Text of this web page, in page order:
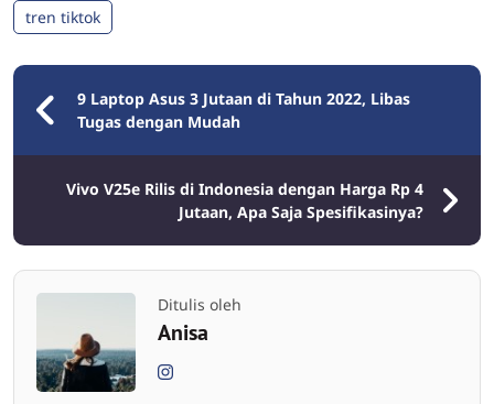
tren tiktok
9 Laptop Asus 3 Jutaan di Tahun 2022, Libas
Tugas dengan Mudah
Vivo V25e Rilis di Indonesia dengan Harga Rp 4
Jutaan, Apa Saja Spesifikasinya?
Ditulis oleh
Anisa